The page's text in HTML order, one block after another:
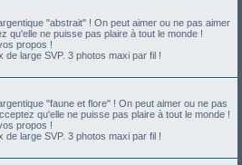
"abstrait" ! On peut aimer ou ne pas aimer
qu'elle ne puisse pas plaire à tout le monde !
propos !
de large SVP. 3 photos maxi par fil !
"faune et flore" ! On peut aimer ou ne pas
qu'elle ne puisse pas plaire à tout le monde !
propos !
de large SVP. 3 photos maxi par fil !